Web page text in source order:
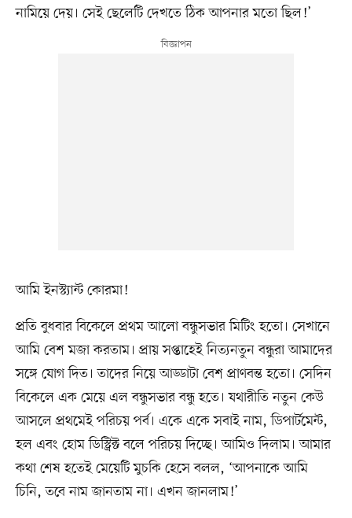
নামিয়ে দেয়। সেই ছেলেটি দেখতে ঠিক আপনার মতো ছিল!’
আমি ইনস্ট্যান্ট কোরমা!
প্রতি বুধবার বিকেলে প্রথম আলো বন্ধুসভার মিটিং হতো। সেখানে
আমি বেশ মজা করতাম। প্রায় সপ্তাহেই নিত্যনতুন বন্ধুরা আমাদের
সঙ্গে যোগ দিত। তাদের নিয়ে আড্ডাটা বেশ প্রাণবন্ত হতো। সেদিন
বিকেলে এক মেয়ে এল বন্ধুসভার বন্ধু হতে। যথারীতি নতুন কেউ
আসলে প্রথমেই পরিচয় পর্ব। একে একে সবাই নাম, ডিপার্টমেন্ট,
হল এবং হোম ডিস্ট্রিক্ট বলে পরিচয় দিচ্ছে। আমিও দিলাম। আমার
কথা শেষ হতেই মেয়েটি মুচকি হেসে বলল, ‘আপনাকে আমি
চিনি, তবে নাম জানতাম না। এখন জানলাম!’